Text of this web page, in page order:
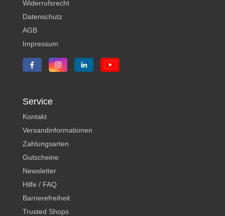
Widerrufsrecht
Datenschutz
AGB
Impressum
Service
Kontakt
Versandinformationen
Zahlungsarten
Gutscheine
Newsletter
Hilfe / FAQ
Barrierefreiheit
Trusted Shops